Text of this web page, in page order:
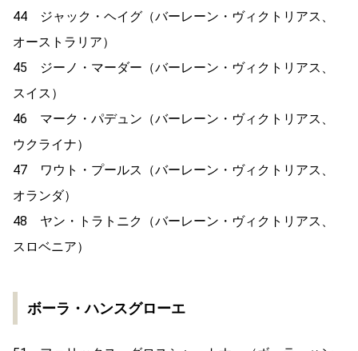
44 ジャック・ヘイグ（バーレーン・ヴィクトリアス、
オーストラリア）
45 ジーノ・マーダー（バーレーン・ヴィクトリアス、
スイス）
46 マーク・パデュン（バーレーン・ヴィクトリアス、
ウクライナ）
47 ワウト・プールス（バーレーン・ヴィクトリアス、
オランダ）
48 ヤン・トラトニク（バーレーン・ヴィクトリアス、
スロベニア）
ボーラ・ハンスグローエ